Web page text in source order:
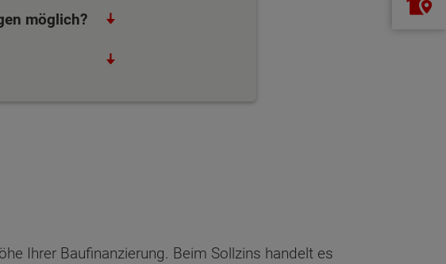
möglich?
Ihrer Baufinanzierung. Beim Sollzins handelt es